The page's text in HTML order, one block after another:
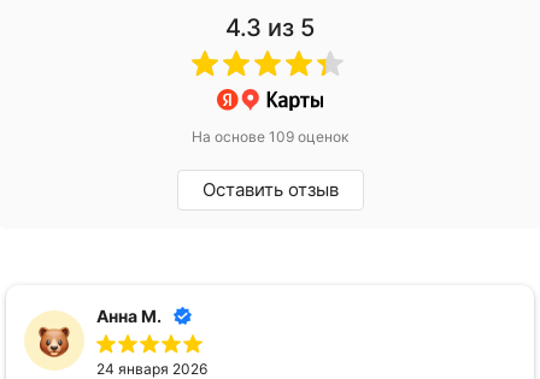
4.3 из 5
На основе 109 оценок
Оставить отзыв
Анна М.
24 января 2026